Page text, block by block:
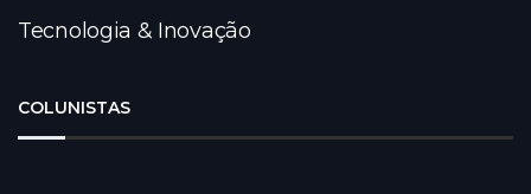
Tecnologia & Inovação
COLUNISTAS